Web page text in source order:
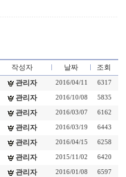
작성자 날짜
조회
관리자
2016/04/11 6317
관리자 2016/10/08 5835
관리자 2016/03/07 6162
관리자 2016/03/19 6443
관리자 2016/04/15 6258
관리자 2015/11/02 6420
관리자 2016/01/08 6597